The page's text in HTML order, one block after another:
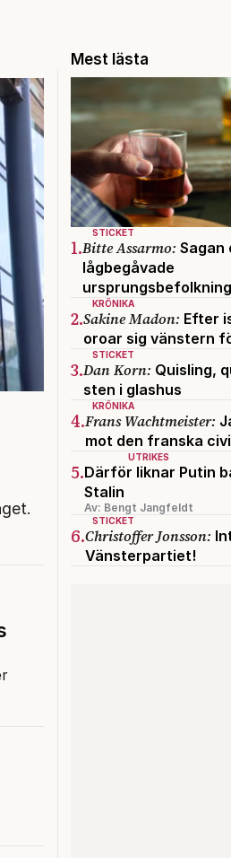
Mest lästa
STICKET
1.Bitte Assarmo: Sagan
lågbegåvade
KRÖNIKA
2.Sakine Madon: Efter
oroar sig vänstern
STICKET
3.Dan Korn: Quisling,
sten i glashus
KRÖNIKA
4.Frans Wachtmeister:
mot den franska
UTRIKES
5.Därför liknar Putin
Stalin
Av: Bengt Jangfeldt
STICKET
6.Christoffer Jonsson:
Vänsterpartiet!